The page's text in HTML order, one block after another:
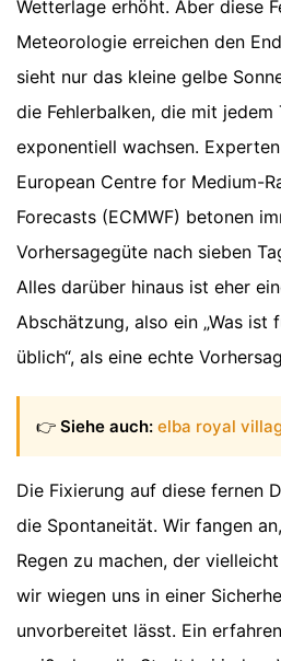
Wetterlage erhöht. Aber diese
Meteorologie erreichen den
sieht nur das kleine gelbe
die Fehlerbalken, die mit
exponentiell wachsen.
European Centre for Medium-
Forecasts (ECMWF) betonen
Vorhersagegüte nach sieben
Alles darüber hinaus ist eher
Abschätzung, also ein „Was ist
üblich“, als eine echte
👉 Siehe auch: elba royal
Die Fixierung auf diese fernen
die Spontaneität. Wir fangen
Regen zu machen, der
wir wiegen uns in einer
unvorbereitet lässt. Ein